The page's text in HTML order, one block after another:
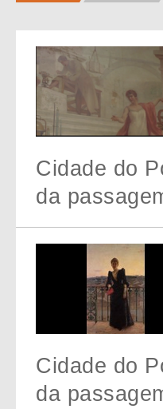
Cidade do
da
Cidade do
da